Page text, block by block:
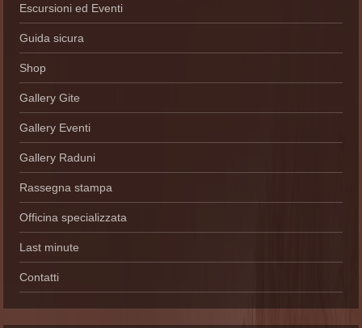
Escursioni ed Eventi
Guida sicura
Shop
Gallery Gite
Gallery Eventi
Gallery Raduni
Rassegna stampa
Officina specializzata
Last minute
Contatti